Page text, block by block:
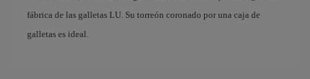
fábrica de las galletas LU. Su torreón coronado por una caja de
galletas es ideal.